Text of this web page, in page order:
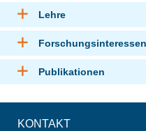
Lehre
Forschungsinteressen
Publikationen
KONTAKT